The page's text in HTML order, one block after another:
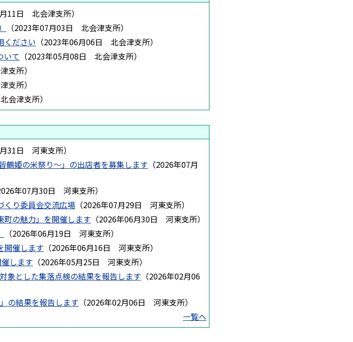
11日 北会津支所）
（2023年07月03日 北会津支所）
ください （2023年06月06日 北会津支所）
いて （2023年05月08日 北会津支所）
支所）
支所）
北会津支所）
31日 河東支所）
鶴姫の米祭り～」の出店者を募集します （2026年07月
年07月30日 河東支所）
くり委員会交流広場 （2026年07月29日 河東支所）
町の魅力」を開催します （2026年06月30日 河東支所）
（2026年06月19日 河東支所）
開催します （2026年06月16日 河東支所）
します （2026年05月25日 河東支所）
象とした集落点検の結果を報告します （2026年02月06
の結果を報告します （2026年02月06日 河東支所）
一覧へ